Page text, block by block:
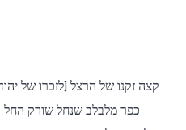
קצה זקנו של הרצל [לזכרו של